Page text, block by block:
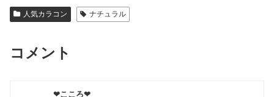
人気カラコン ナチュラル
コメント
❤こころ❤